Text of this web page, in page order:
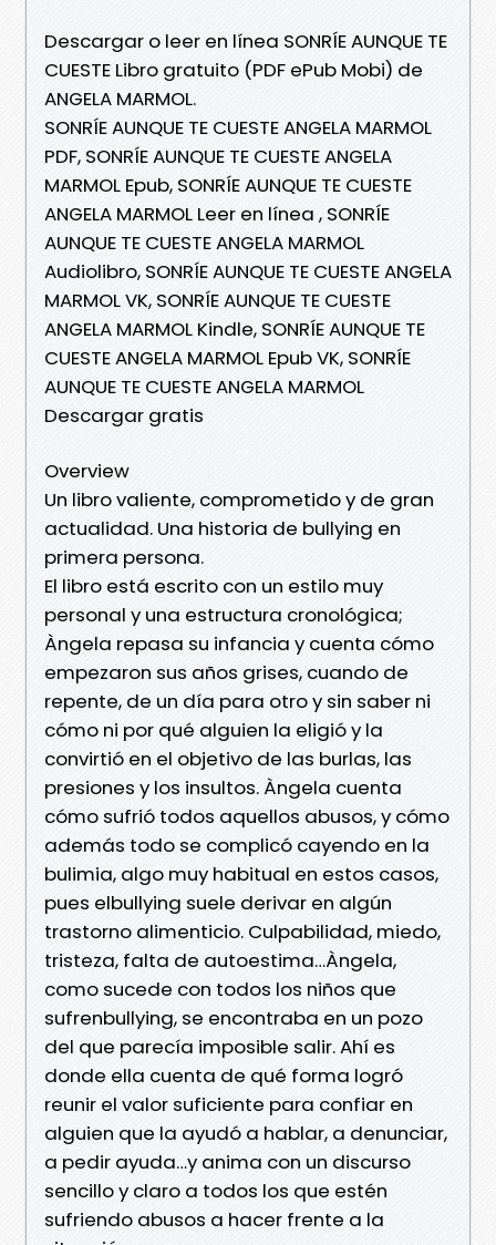
Descargar o leer en línea SONRÍE AUNQUE TE
CUESTE Libro gratuito (PDF ePub Mobi) de
ANGELA MARMOL.
SONRÍE AUNQUE TE CUESTE ANGELA MARMOL
PDF, SONRÍE AUNQUE TE CUESTE ANGELA
MARMOL Epub, SONRÍE AUNQUE TE CUESTE
ANGELA MARMOL Leer en línea , SONRÍE
AUNQUE TE CUESTE ANGELA MARMOL
Audiolibro, SONRÍE AUNQUE TE CUESTE ANGELA
MARMOL VK, SONRÍE AUNQUE TE CUESTE
ANGELA MARMOL Kindle, SONRÍE AUNQUE TE
CUESTE ANGELA MARMOL Epub VK, SONRÍE
AUNQUE TE CUESTE ANGELA MARMOL
Descargar gratis
Overview
Un libro valiente, comprometido y de gran
actualidad. Una historia de bullying en
primera persona.
El libro está escrito con un estilo muy
personal y una estructura cronológica;
Àngela repasa su infancia y cuenta cómo
empezaron sus años grises, cuando de
repente, de un día para otro y sin saber ni
cómo ni por qué alguien la eligió y la
convirtió en el objetivo de las burlas, las
presiones y los insultos. Àngela cuenta
cómo sufrió todos aquellos abusos, y cómo
además todo se complicó cayendo en la
bulimia, algo muy habitual en estos casos,
pues elbullying suele derivar en algún
trastorno alimenticio. Culpabilidad, miedo,
tristeza, falta de autoestima…Àngela,
como sucede con todos los niños que
sufrenbullying, se encontraba en un pozo
del que parecía imposible salir. Ahí es
donde ella cuenta de qué forma logró
reunir el valor suficiente para confiar en
alguien que la ayudó a hablar, a denunciar,
a pedir ayuda…y anima con un discurso
sencillo y claro a todos los que estén
sufriendo abusos a hacer frente a la